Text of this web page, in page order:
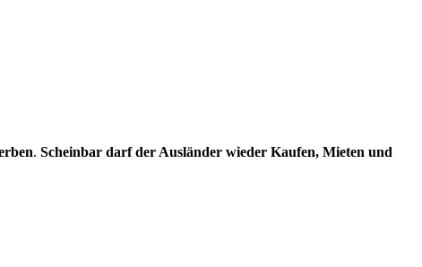
. Scheinbar darf der Ausländer wieder Kaufen, Mieten und